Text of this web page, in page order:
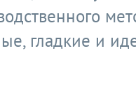
гладкие и